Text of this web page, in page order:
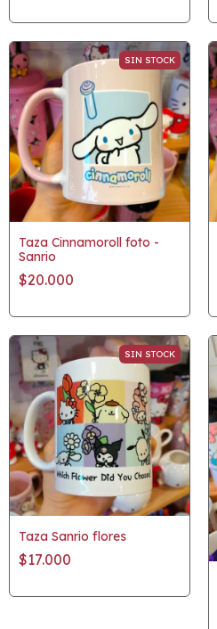
SIN STOCK
Taza Cinnamoroll foto -
Sanrio
$20.000
SIN STOCK
Taza Sanrio flores
$17.000